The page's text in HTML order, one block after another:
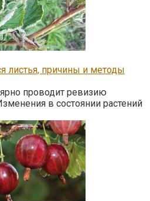
листья, причины и методы
проводит ревизию
в состоянии растений